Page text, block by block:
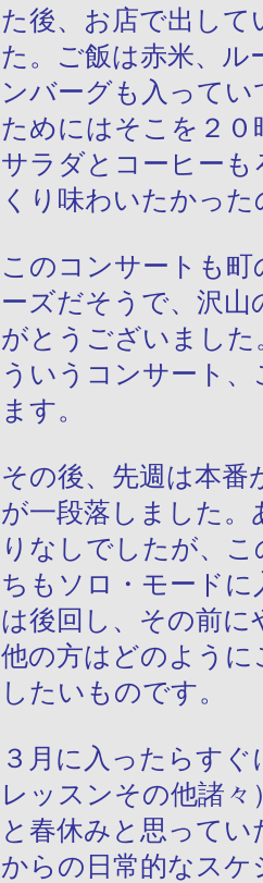
た後、お店で出し
た。ご飯は赤米、ル
ンバーグも入って
ためにはそこを２
サラダとコーヒー
くり味わいたかっ
このコンサートも
ーズだそうで、沢
がとうございまし
ういうコンサート
ます。
その後、先週は本番
が一段落しました
りなしでしたが、
ちもソロ・モード
は後回し、その前
他の方はどのよう
したいものです。
３月に入ったらす
レッスンその他諸
と春休みと思って
からの日常的なスケ